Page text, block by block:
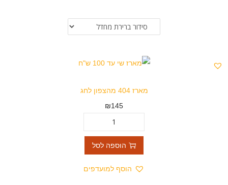
מארז 404 מהצפון לחג
₪145
הוספה לסל
הוסף למועדפים